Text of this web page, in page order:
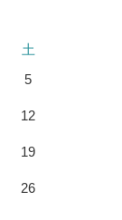
土
5
12
19
26